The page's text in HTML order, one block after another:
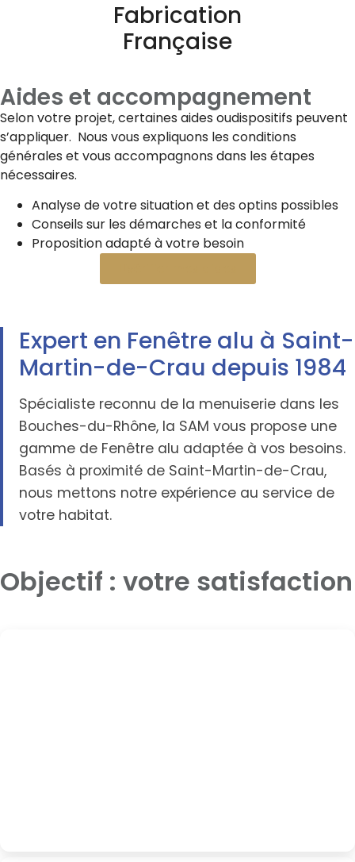
Fabrication
Française
Aides et accompagnement
Selon votre projet, certaines aides oudispositifs peuvent
s’appliquer. Nous vous expliquons les conditions
générales et vous accompagnons dans les étapes
nécessaires.
Analyse de votre situation et des optins possibles
Conseils sur les démarches et la conformité
Proposition adapté à votre besoin
Expert en Fenêtre alu à Saint-
Martin-de-Crau depuis 1984
Spécialiste reconnu de la menuiserie dans les
Bouches-du-Rhône, la SAM vous propose une
gamme de Fenêtre alu adaptée à vos besoins.
Basés à proximité de Saint-Martin-de-Crau,
nous mettons notre expérience au service de
votre habitat.
Objectif : votre satisfaction